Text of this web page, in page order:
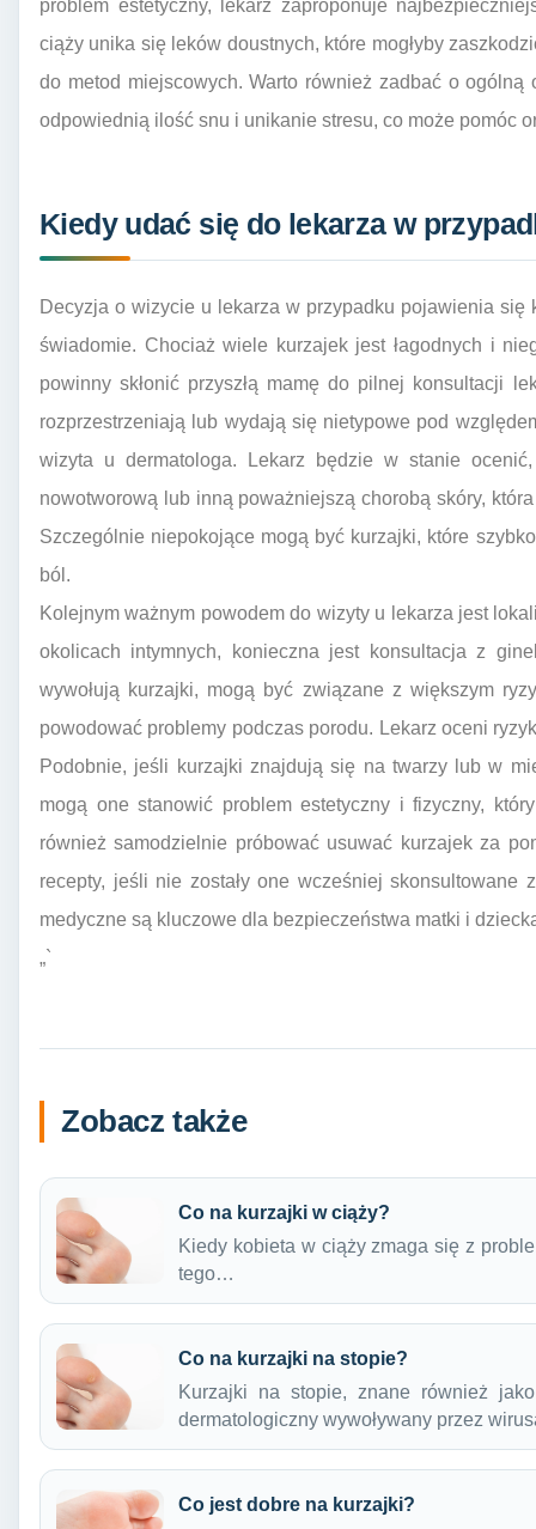
problem estetyczny, lekarz zaproponuje
ciąży unika się leków doustnych, które mogłyby
do metod miejscowych. Warto również zadbać o
odpowiednią ilość snu i unikanie stresu, co może pomóc
Kiedy udać się do lekarza w
Decyzja o wizycie u lekarza w przypadku pojawienia
świadomie. Chociaż wiele kurzajek jest łagodnych i
powinny skłonić przyszłą mamę do pilnej konsultacji
rozprzestrzeniają lub wydają się nietypowe pod
wizyta u dermatologa. Lekarz będzie w stanie
nowotworową lub inną poważniejszą chorobą skóry,
Szczególnie niepokojące mogą być kurzajki, które
ból.
Kolejnym ważnym powodem do wizyty u lekarza jest
okolicach intymnych, konieczna jest konsultacja z
wywołują kurzajki, mogą być związane z większym
powodować problemy podczas porodu. Lekarz oceni
Podobnie, jeśli kurzajki znajdują się na twarzy lub w
mogą one stanowić problem estetyczny i fizyczny,
również samodzielnie próbować usuwać kurzajek za
recepty, jeśli nie zostały one wcześniej skonsultowane
medyczne są kluczowe dla bezpieczeństwa matki i
„`
Zobacz także
Co na kurzajki w ciąży?
Kiedy kobieta w ciąży zmaga się z
tego…
Co na kurzajki na stopie?
Kurzajki na stopie, znane również
dermatologiczny wywoływany przez
Co jest dobre na kurzajki?